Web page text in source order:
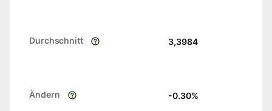
Durchschnitt 3,3984
Ändern -0.30%